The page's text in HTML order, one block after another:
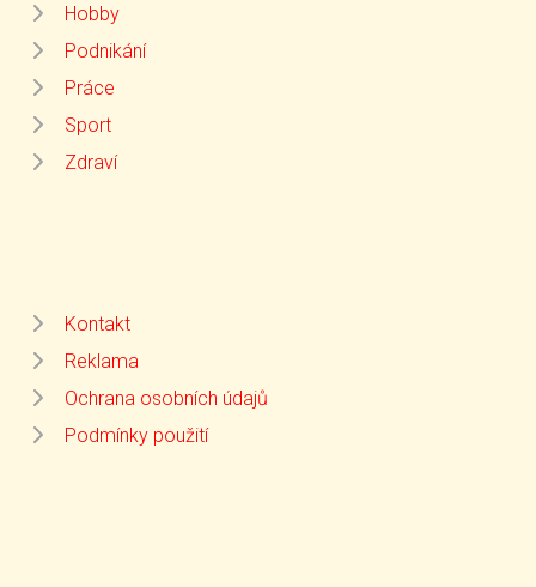
Hobby
Podnikání
Práce
Sport
Zdraví
Kontakt
Reklama
Ochrana osobních údajů
Podmínky použití